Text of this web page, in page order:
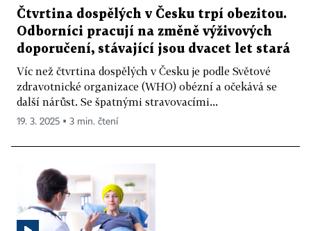
Čtvrtina dospělých v Česku trpí obezitou.
Odborníci pracují na změně výživových
doporučení, stávající jsou dvacet let stará
Víc než čtvrtina dospělých v Česku je podle Světové
zdravotnické organizace (WHO) obézní a očekává se
další nárůst. Se špatnými stravovacími...
19. 3. 2025 ▪ 3 min. čtení